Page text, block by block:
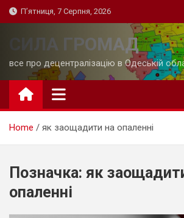
Skip
to
П’ятниця, 7 Серпня, 2026
СИЛА ГРОМАД
все про децентралізацію в Одеській
Home як заощадити на опаленні
Позначка: як
опаленні